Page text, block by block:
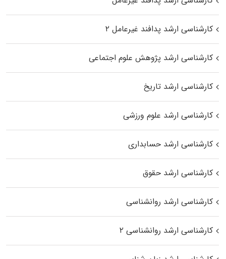
کارشناسی ارشد پدافند غیرعامل ۲
کارشناسی ارشد پژوهش علوم اجتماعی
کارشناسی ارشد تاریخ
کارشناسی ارشد علوم ورزشی
کارشناسی ارشد حسابداری
کارشناسی ارشد حقوق
کارشناسی ارشد روانشناسی
کارشناسی ارشد روانشناسی ۲